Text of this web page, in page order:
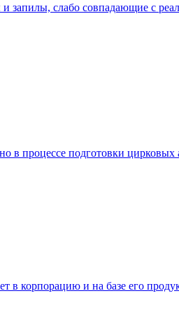
слабо совпадающие с
в процессе подготовки
корпорацию и на базе его